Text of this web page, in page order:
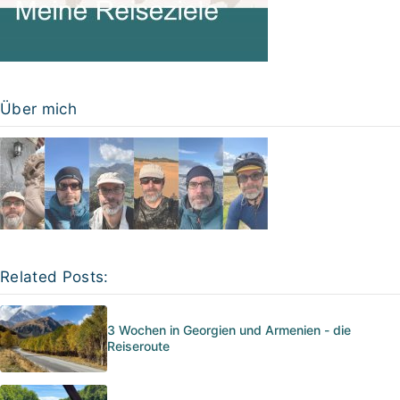
Über mich
Related Posts:
3 Wochen in Georgien und Armenien - die
Reiseroute